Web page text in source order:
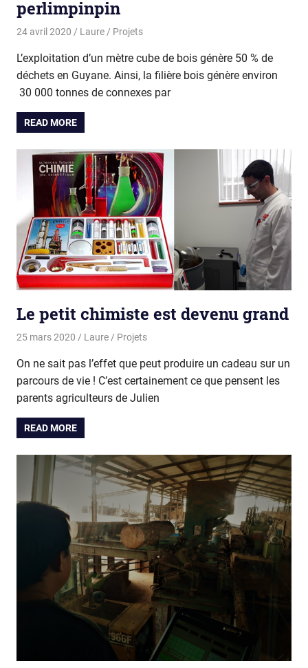
perlimpinpin
24 avril 2020 Laure Projets
L’exploitation d’un mètre cube de bois génère 50 % de
déchets en Guyane. Ainsi, la filière bois génère environ
30 000 tonnes de connexes par
READ MORE
Le petit chimiste est devenu grand
25 mars 2020 Laure Projets
On ne sait pas l’effet que peut produire un cadeau sur un
parcours de vie ! C’est certainement ce que pensent les
parents agriculteurs de Julien
READ MORE